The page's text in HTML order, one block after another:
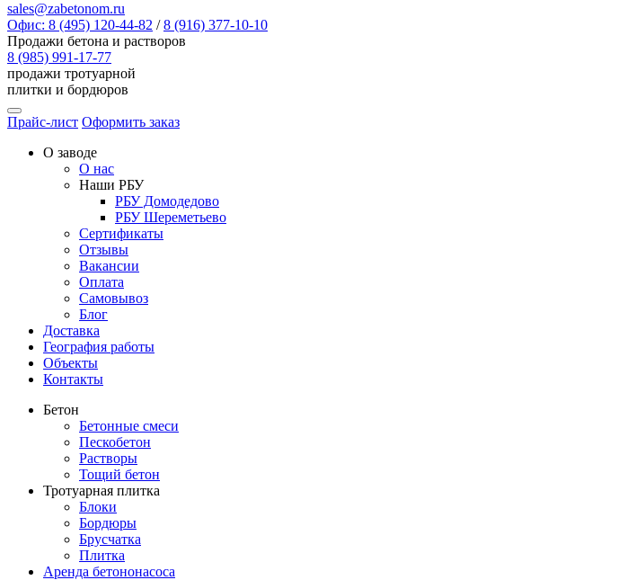
sales@zabetonom.ru
Офис: 8 (495) 120-44-82 / 8 (916) 377-10-10
Продажи бетона и растворов
8 (985) 991-17-77
продажи тротуарной
плитки и бордюров
Прайс-лист Оформить заказ
О заводе
О нас
Наши РБУ
РБУ Домодедово
РБУ Шереметьево
Сертификаты
Отзывы
Вакансии
Оплата
Самовывоз
Блог
Доставка
География работы
Объекты
Контакты
Бетон
Бетонные смеси
Пескобетон
Растворы
Тощий бетон
Тротуарная плитка
Блоки
Бордюры
Брусчатка
Плитка
Аренда бетононасоса